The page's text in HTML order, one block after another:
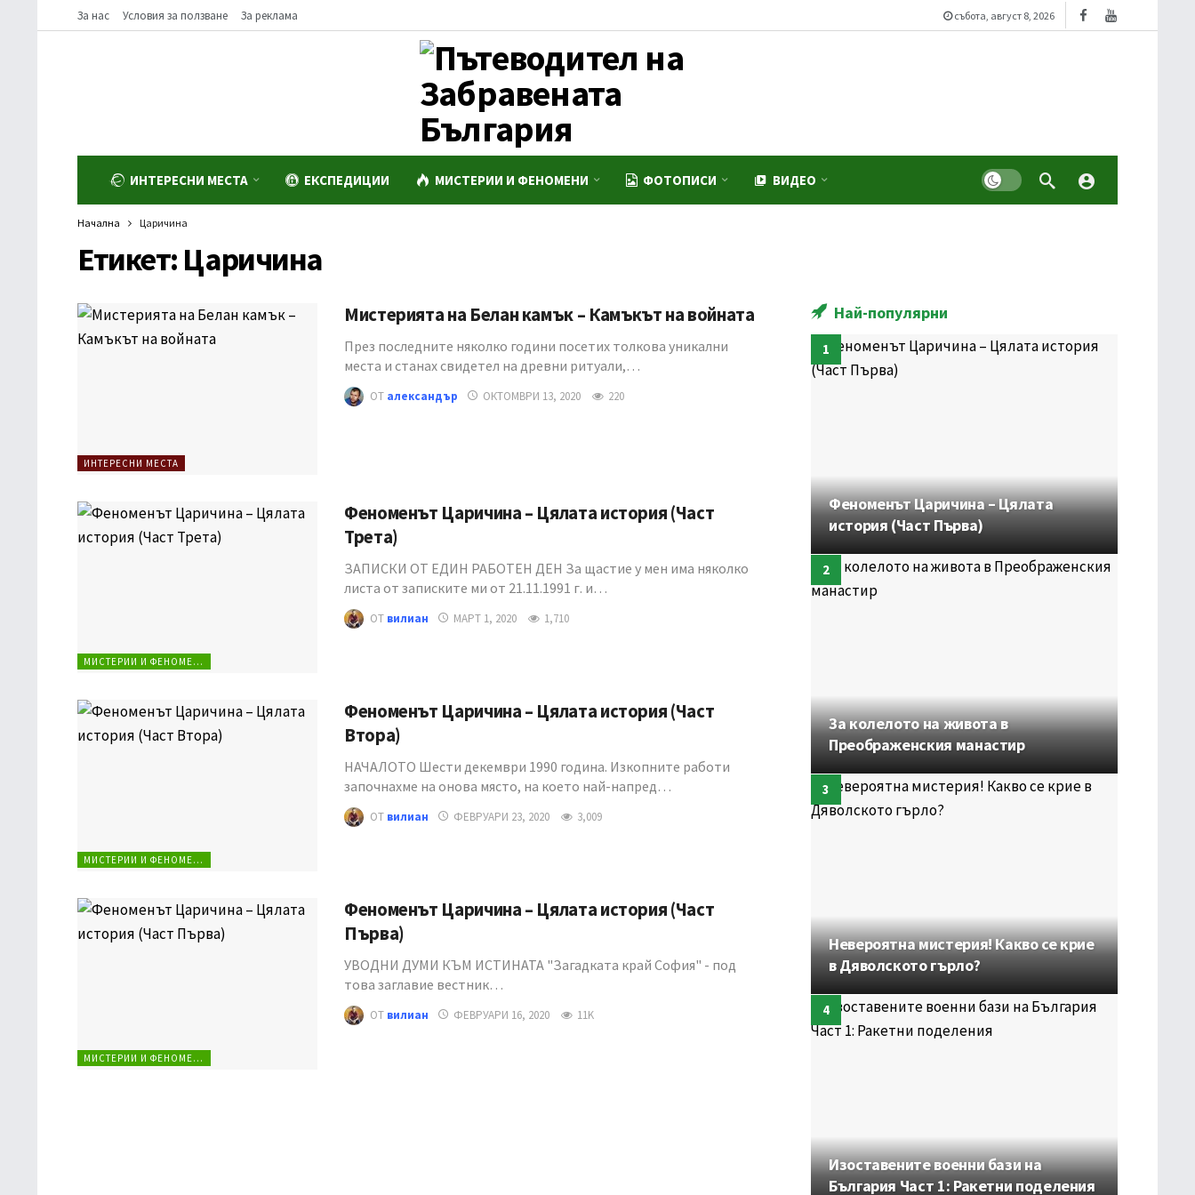
За нас Условия за ползване За реклама събота, август 8, 2026
ИНТЕРЕСНИ МЕСТА ЕКСПЕДИЦИИ МИСТЕРИИ И ФЕНОМЕНИ ФОТОПИСИ ВИДЕО Dark mode
Начална Царичина
Етикет: Царичина
ИНТЕРЕСНИ МЕСТА
Мистерията на Белан камък – Камъкът на войната
През последните няколко години посетих толкова уникални
места и станах свидетел на древни ритуали,…
ОТ александър ОКТОМВРИ 13, 2020 220
МИСТЕРИИ И ФЕНОМЕНИ
Феноменът Царичина – Цялата история (Част
Трета)
ЗАПИСКИ ОТ ЕДИН РАБОТЕН ДЕН За щастие у мен има няколко
листа от записките ми от 21.11.1991 г. и…
ОТ вилиан МАРТ 1, 2020 1,710
МИСТЕРИИ И ФЕНОМЕНИ
Феноменът Царичина – Цялата история (Част
Втора)
НАЧАЛОТО Шести декември 1990 година. Изкопните работи
започнахме на онова място, на което най-напред…
ОТ вилиан ФЕВРУАРИ 23, 2020 3,009
МИСТЕРИИ И ФЕНОМЕНИ
Феноменът Царичина – Цялата история (Част
Първа)
УВОДНИ ДУМИ КЪМ ИСТИНАТА "Загадката край София" - под
това заглавие вестник…
ОТ вилиан ФЕВРУАРИ 16, 2020 11K
Най-популярни
Феноменът Царичина – Цялата
история (Част Първа)
За колелото на живота в
Преображенския манастир
Невероятна мистерия! Какво се крие
в Дяволското гърло?
Изоставените военни бази на
България Част 1: Ракетни поделения